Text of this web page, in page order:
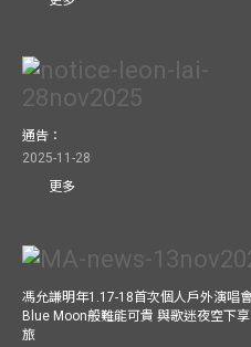
通告：
2025-11-28
更多
馮允謙明年1.17-18首次個人戶外演唱
Blue Moon般難能可貴 與歌迷夜空下
旅